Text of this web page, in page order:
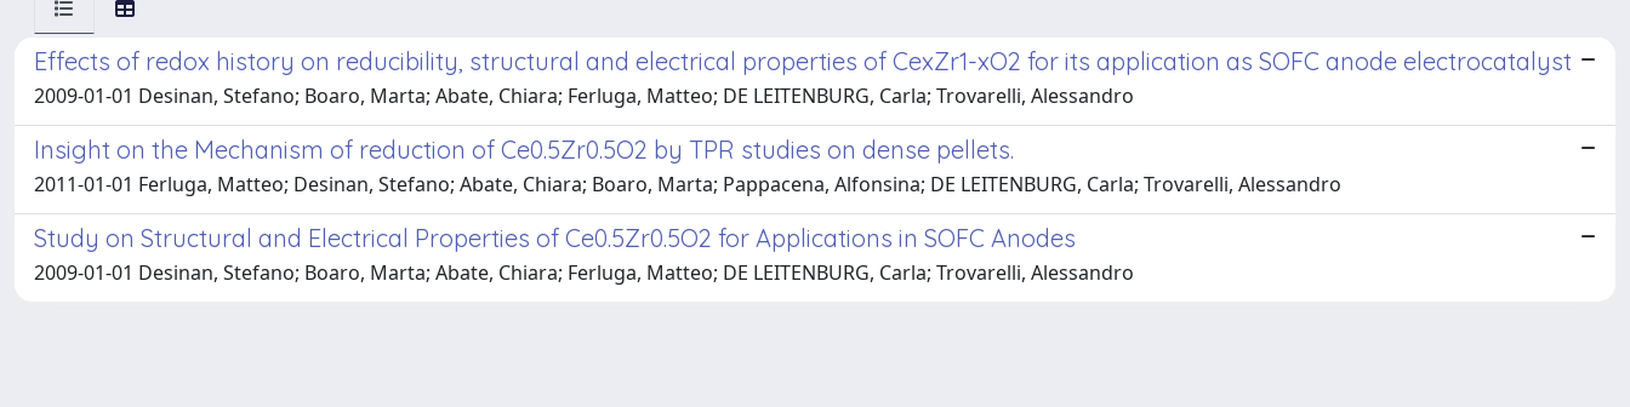
Effects of redox history on reducibility, structural and electrical properties of CexZr1-xO2 for its application as SOFC anode electrocatalyst
2009-01-01 Desinan, Stefano; Boaro, Marta; Abate, Chiara; Ferluga, Matteo; DE LEITENBURG, Carla; Trovarelli, Alessandro
Insight on the Mechanism of reduction of Ce0.5Zr0.5O2 by TPR studies on dense pellets.
2011-01-01 Ferluga, Matteo; Desinan, Stefano; Abate, Chiara; Boaro, Marta; Pappacena, Alfonsina; DE LEITENBURG, Carla; Trovarelli, Alessandro
Study on Structural and Electrical Properties of Ce0.5Zr0.5O2 for Applications in SOFC Anodes
2009-01-01 Desinan, Stefano; Boaro, Marta; Abate, Chiara; Ferluga, Matteo; DE LEITENBURG, Carla; Trovarelli, Alessandro